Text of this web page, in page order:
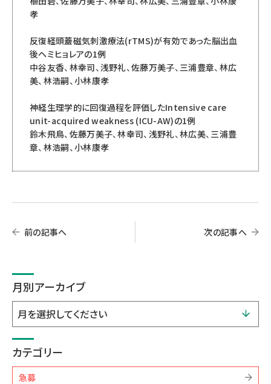
孝
反復経頭蓋磁気刺激療法(rTMS)が有効であった脳出血
後ヘミヒョレアの1例
中谷友香、林幸司、浅野礼、佐藤万美子、三浦豊章、林広
美、林浩嗣、小林康孝
神経生理学的に回復過程を評価したIntensive care
unit-acquired weakness (ICU-AW)の1例
鈴木飛鳥、佐藤万美子、林幸司、浅野礼、林広美、三浦豊
章、林浩嗣、小林康孝
前の記事へ 次の記事へ
月別アーカイブ
カテゴリー
急募